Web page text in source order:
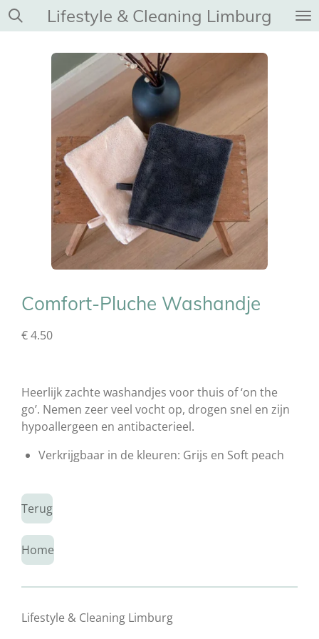
Ga
direct
hoofdinhoud
Lifestyle & Cleaning Limburg
Comfort-Pluche Washandje
€ 4.50
Heerlijk zachte washandjes voor thuis of ‘on the
go’. Nemen zeer veel vocht op, drogen snel en zijn
hypoallergeen en antibacterieel.
Verkrijgbaar in de kleuren: Grijs en Soft peach
Terug
Home
Lifestyle & Cleaning Limburg